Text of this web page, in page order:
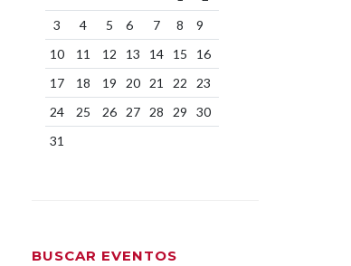
3
4 5 6 7 8
9
10
11 12 13 14 15
16
17
18 19 20 21 22
23
24
25 26 27 28 29
30
31
BUSCAR EVENTOS